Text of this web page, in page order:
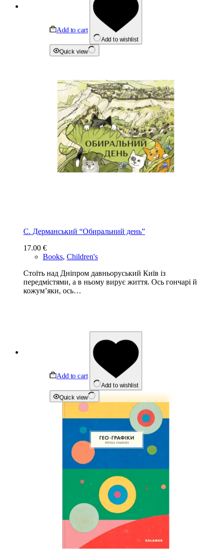
Add to cart
Add to wishlist
Quick view
С. Дерманський “Обиральний день”
17.00 €
Books, Children's
Стоїть над Дніпром давньоруський Київ із
передмістями, а в ньому вирує життя. Ось гончарі й
кожум’яки, ось…
Add to cart
Add to wishlist
Quick view